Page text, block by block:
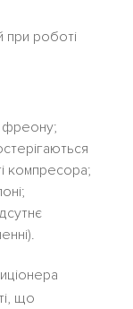
при роботі
фреону;
компресора;
що